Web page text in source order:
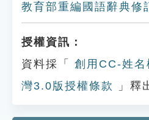
教育部重編國語辭典修
授權資訊：
資料採「
創用CC-姓
灣3.0版授權條款
」釋